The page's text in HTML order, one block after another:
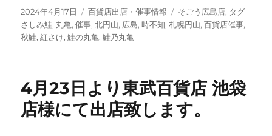
投
稿
日:
2024年4月17日
カ
テ
ゴ
百貨店出店・催事情報
タ
グ
そごう広島店, タグ
さしみ鮭, 丸亀,催事,北円山, 広島,時不知,札幌円山,百貨店催事,
秋鮭,紅さけ,鮭の丸亀,鮭乃丸亀
4月23日より東武百貨店 池袋
店様にて出店致します。